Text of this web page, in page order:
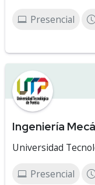
Presencial
Ingeniería
Universidad
Presencial